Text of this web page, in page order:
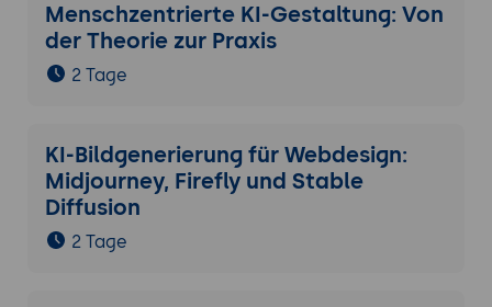
Menschzentrierte KI-Gestaltung: Von
der Theorie zur Praxis
2 Tage
KI-Bildgenerierung für Webdesign:
Midjourney, Firefly und Stable
Diffusion
2 Tage